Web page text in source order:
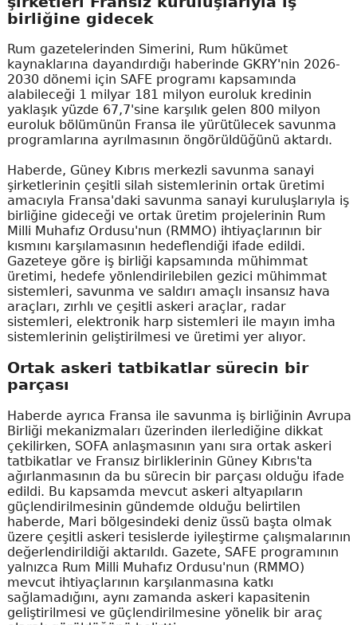
birliğine gidecek
Rum gazetelerinden Simerini, Rum hükümet
kaynaklarına dayandırdığı haberinde GKRY'nin 2026-
2030 dönemi için SAFE programı kapsamında
alabileceği 1 milyar 181 milyon euroluk kredinin
yaklaşık yüzde 67,7'sine karşılık gelen 800 milyon
euroluk bölümünün Fransa ile yürütülecek savunma
programlarına ayrılmasının öngörüldüğünü aktardı.
Haberde, Güney Kıbrıs merkezli savunma sanayi
şirketlerinin çeşitli silah sistemlerinin ortak üretimi
amacıyla Fransa'daki savunma sanayi kuruluşlarıyla iş
birliğine gideceği ve ortak üretim projelerinin Rum
Milli Muhafız Ordusu'nun (RMMO) ihtiyaçlarının bir
kısmını karşılamasının hedeflendiği ifade edildi.
Gazeteye göre iş birliği kapsamında mühimmat
üretimi, hedefe yönlendirilebilen gezici mühimmat
sistemleri, savunma ve saldırı amaçlı insansız hava
araçları, zırhlı ve çeşitli askeri araçlar, radar
sistemleri, elektronik harp sistemleri ile mayın imha
sistemlerinin geliştirilmesi ve üretimi yer alıyor.
Ortak askeri tatbikatlar sürecin bir
parçası
Haberde ayrıca Fransa ile savunma iş birliğinin Avrupa
Birliği mekanizmaları üzerinden ilerlediğine dikkat
çekilirken, SOFA anlaşmasının yanı sıra ortak askeri
tatbikatlar ve Fransız birliklerinin Güney Kıbrıs'ta
ağırlanmasının da bu sürecin bir parçası olduğu ifade
edildi. Bu kapsamda mevcut askeri altyapıların
güçlendirilmesinin gündemde olduğu belirtilen
haberde, Mari bölgesindeki deniz üssü başta olmak
üzere çeşitli askeri tesislerde iyileştirme çalışmalarının
değerlendirildiği aktarıldı. Gazete, SAFE programının
yalnızca Rum Milli Muhafız Ordusu'nun (RMMO)
mevcut ihtiyaçlarının karşılanmasına katkı
sağlamadığını, aynı zamanda askeri kapasitenin
geliştirilmesi ve güçlendirilmesine yönelik bir araç